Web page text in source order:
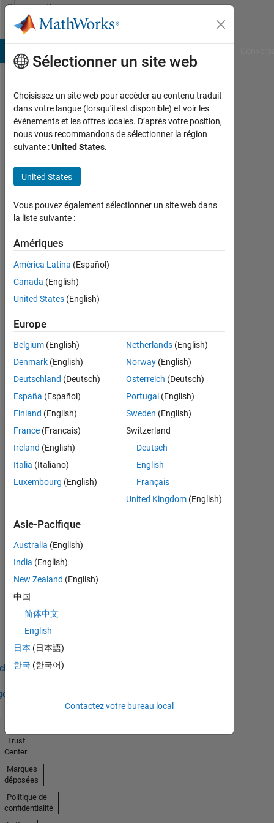
Passer au contenu
Community
Profile
Ajinkya
Sonawane
Last
plus
de 6
y a
Actif
depuis
2019
0
Following:
0
Follow
Badges
Sonawane's
Badges
Answers
Badges
Thankful Level 1
19 Jul 2019
Sélectionner un site web
Choisissez un site web pour accéder au contenu traduit
dans votre langue (lorsqu'il est disponible) et voir les
événements et les offres locales. D’après votre position,
nous vous recommandons de sélectionner la région
suivante :United States.
United States
Vous pouvez également sélectionner un site web dans
la liste suivante :
Amériques
América Latina (Español)
Canada (English)
United States (English)
Europe
Belgium (English)
Denmark (English)
Deutschland (Deutsch)
España (Español)
Finland (English)
France (Français)
Ireland (English)
Italia (Italiano)
Luxembourg (English)
Netherlands(English)
Norway(English)
Österreich (Deutsch)
Portugal (English)
Sweden (English)
Switzerland
Deutsch
English
Français
United Kingdom(English)
Asie-Pacifique
Australia (English)
India (English)
New Zealand (English)
中国
简体中文
English
日本 (日本語)
한국 (한국어)
Contactez votre bureau local
Trust
Center
Marques
déposées
Politique de
confidentialité